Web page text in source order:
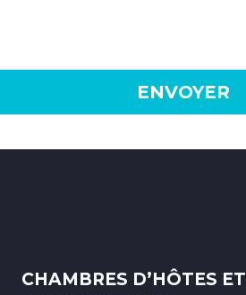
CHAMBRES D’HÔTES ET